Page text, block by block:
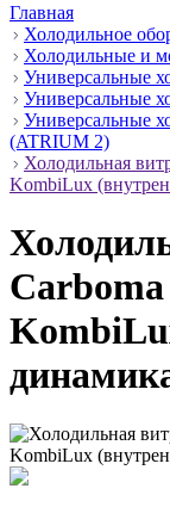
Главная
Холодильное
Холодильные и
Универсальные
Универсальные
Универсальные
(ATRIUM 2)
Холодильная
KombiLux